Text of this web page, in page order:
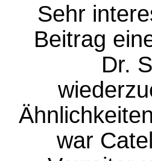
Sehr
Beitrag
Dr.
war